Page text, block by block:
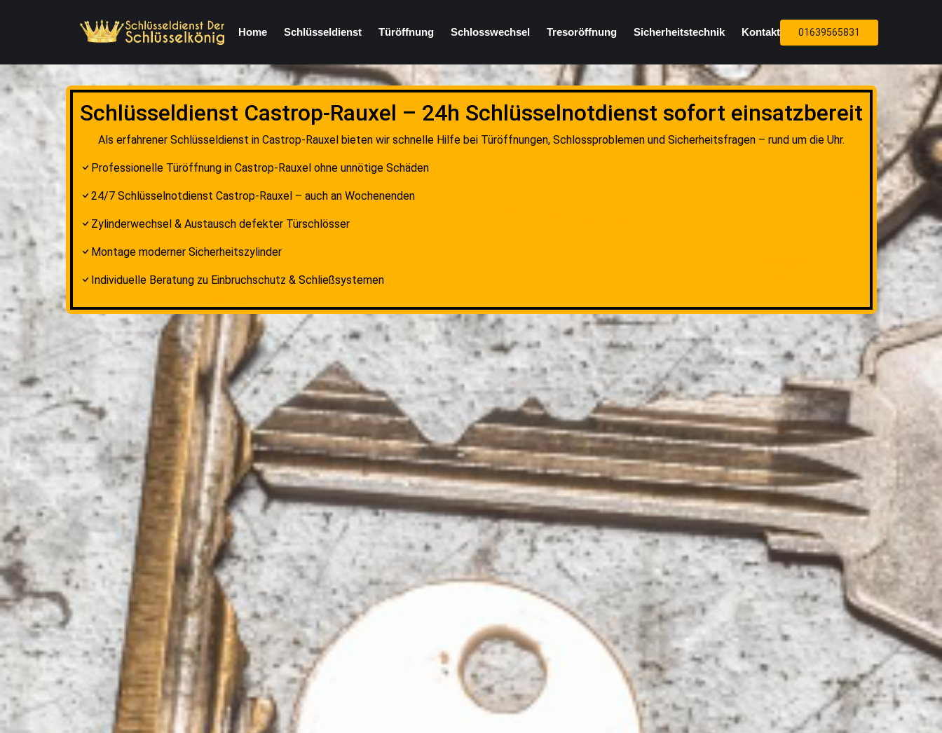
Home Schlüsseldienst Türöffnung Schlosswechsel Tresoröffnung Sicherheitstechnik Kontakt 01639565831
Schlüsseldienst Castrop-Rauxel – 24h Schlüsselnotdienst sofort einsatzbereit
Als erfahrener Schlüsseldienst in Castrop-Rauxel bieten wir schnelle Hilfe bei Türöffnungen, Schlossproblemen und Sicherheitsfragen – rund um die Uhr.
Professionelle Türöffnung in Castrop-Rauxel ohne unnötige Schäden
24/7 Schlüsselnotdienst Castrop-Rauxel – auch an Wochenenden
Zylinderwechsel & Austausch defekter Türschlösser
Montage moderner Sicherheitszylinder
Individuelle Beratung zu Einbruchschutz & Schließsystemen